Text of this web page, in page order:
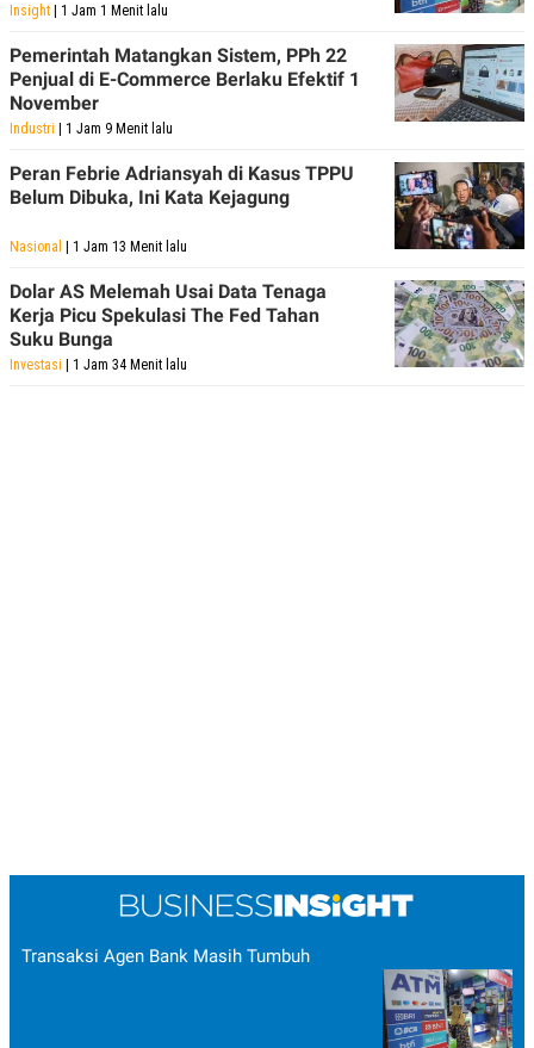
Insight | 1 Jam 1 Menit lalu
Pemerintah Matangkan Sistem, PPh 22
Penjual di E-Commerce Berlaku Efektif 1
November
Industri | 1 Jam 9 Menit lalu
Peran Febrie Adriansyah di Kasus TPPU
Belum Dibuka, Ini Kata Kejagung
Nasional | 1 Jam 13 Menit lalu
Dolar AS Melemah Usai Data Tenaga
Kerja Picu Spekulasi The Fed Tahan
Suku Bunga
Investasi | 1 Jam 34 Menit lalu
Transaksi Agen Bank Masih Tumbuh